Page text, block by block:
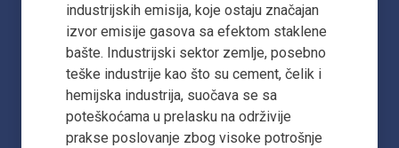
industrijskih emisija, koje ostaju značajan
izvor emisije gasova sa efektom staklene
bašte. Industrijski sektor zemlje, posebno
teške industrije kao što su cement, čelik i
hemijska industrija, suočava se sa
poteškoćama u prelasku na održivije
prakse poslovanje zbog visoke potrošnje